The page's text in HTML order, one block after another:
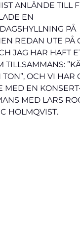
ANLÄNDE TILL
EN
PÅ
REDAN UTE PÅ
JAG HAR HAFT
TILLSAMMANS:
OCH VI HAR
MED EN
MED LARS
HOLMQVIST.